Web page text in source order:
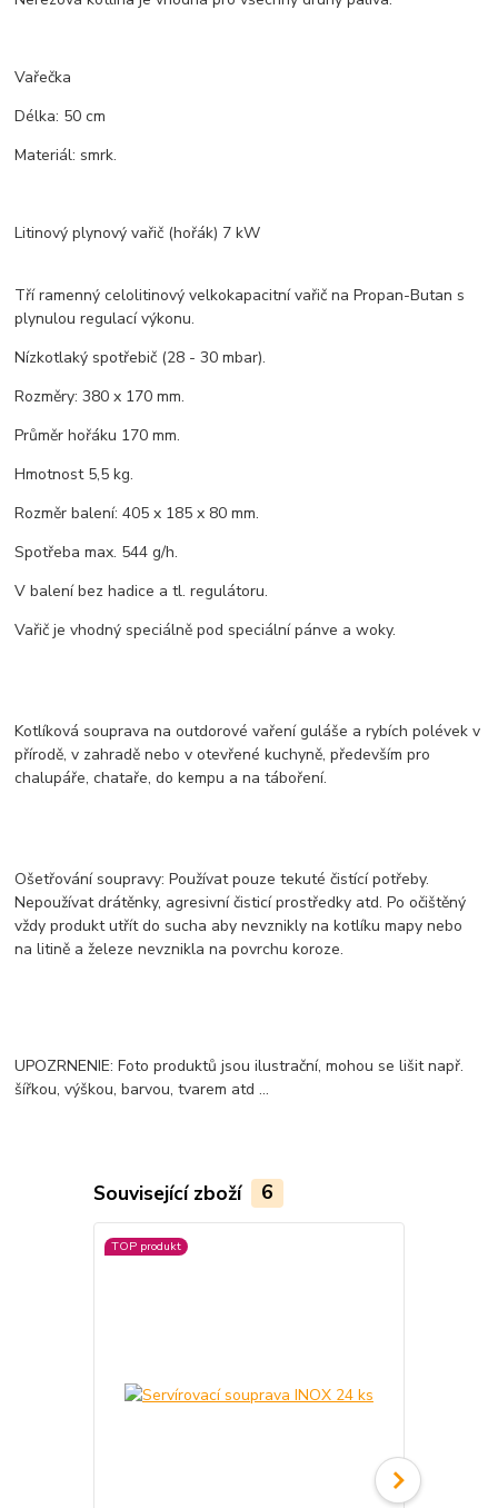
Vařečka
Délka: 50 cm
Materiál: smrk.
Litinový plynový vařič (hořák) 7 kW
Tří ramenný celolitinový velkokapacitní vařič na Propan-Butan s
plynulou regulací výkonu.
Nízkotlaký spotřebič (28 - 30 mbar).
Rozměry: 380 x 170 mm.
Průměr hořáku 170 mm.
Hmotnost 5,5 kg.
Rozměr balení: 405 x 185 x 80 mm.
Spotřeba max. 544 g/h.
V balení bez hadice a tl. regulátoru.
Vařič je vhodný speciálně pod speciální pánve a woky.
Kotlíková souprava na outdorové vaření guláše a rybích polévek v
přírodě, v zahradě nebo v otevřené kuchyně, především pro
chalupáře, chataře, do kempu a na táboření.
Ošetřování soupravy: Používat pouze tekuté čistící potřeby.
Nepoužívat drátěnky, agresivní čisticí prostředky atd. Po očištěný
vždy produkt utřít do sucha aby nevznikly na kotlíku mapy nebo
na litině a železe nevznikla na povrchu koroze.
UPOZRNENIE: Foto produktů jsou ilustrační, mohou se lišit např.
šířkou, výškou, barvou, tvarem atd ...
Související zboží 6
TOP produkt